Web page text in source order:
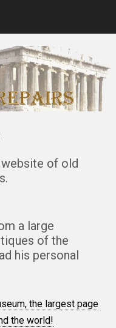
of old
a large
of the
his personal
the largest page
the world!